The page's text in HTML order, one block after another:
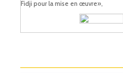
Fidji pour la mise en œuvre»,